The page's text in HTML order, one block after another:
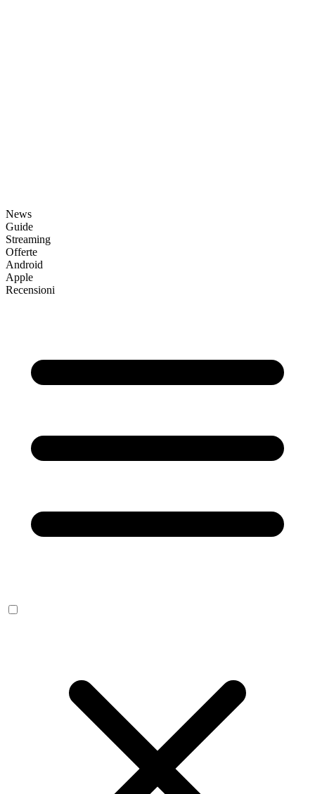
News
Guide
Streaming
Offerte
Android
Apple
Recensioni